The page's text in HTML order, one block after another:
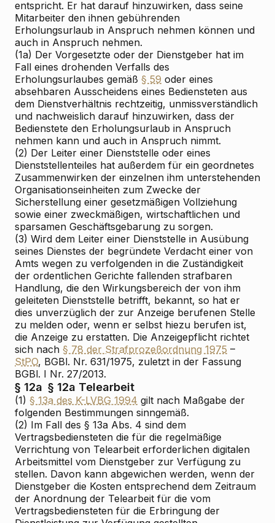
entspricht. Er hat darauf hinzuwirken, dass seine
Mitarbeiter den ihnen gebührenden
Erholungsurlaub in Anspruch nehmen können und
auch in Anspruch nehmen.
(1a) Der Vorgesetzte oder der Dienstgeber hat im
Fall eines drohenden Verfalls des
Erholungsurlaubes gemäß § 59 oder eines
absehbaren Ausscheidens eines Bediensteten aus
dem Dienstverhältnis rechtzeitig, unmissverständlich
und nachweislich darauf hinzuwirken, dass der
Bedienstete den Erholungsurlaub in Anspruch
nehmen kann und auch in Anspruch nimmt.
(2) Der Leiter einer Dienststelle oder eines
Dienststellenteiles hat außerdem für ein geordnetes
Zusammenwirken der einzelnen ihm unterstehenden
Organisationseinheiten zum Zwecke der
Sicherstellung einer gesetzmäßigen Vollziehung
sowie einer zweckmäßigen, wirtschaftlichen und
sparsamen Geschäftsgebarung zu sorgen.
(3) Wird dem Leiter einer Dienststelle in Ausübung
seines Dienstes der begründete Verdacht einer von
Amts wegen zu verfolgenden in die Zuständigkeit
der ordentlichen Gerichte fallenden strafbaren
Handlung, die den Wirkungsbereich der von ihm
geleiteten Dienststelle betrifft, bekannt, so hat er
dies unverzüglich der zur Anzeige berufenen Stelle
zu melden oder, wenn er selbst hiezu berufen ist,
die Anzeige zu erstatten. Die Anzeigepflicht richtet
sich nach § 78 der Strafprozeßordnung 1975 –
StPO, BGBl. Nr. 631/1975, zuletzt in der Fassung
BGBl. I Nr. 27/2013.
§ 12a § 12a Telearbeit
(1) § 13a des K-LVBG 1994 gilt nach Maßgabe der
folgenden Bestimmungen sinngemäß.
(2) Im Fall des § 13a Abs. 4 sind dem
Vertragsbediensteten die für die regelmäßige
Verrichtung von Telearbeit erforderlichen digitalen
Arbeitsmittel vom Dienstgeber zur Verfügung zu
stellen. Davon kann abgewichen werden, wenn der
Dienstgeber die Kosten entsprechend dem Zeitraum
der Anordnung der Telearbeit für die vom
Vertragsbediensteten für die Erbringung der